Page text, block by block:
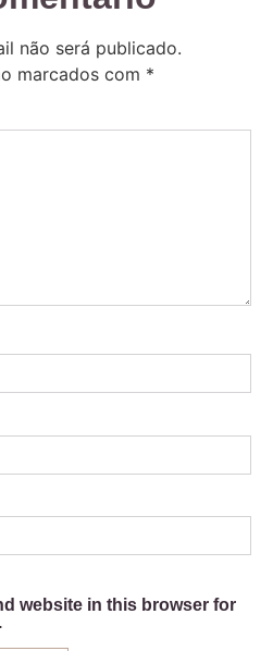
não será publicado.
marcados com *
website in this browser for